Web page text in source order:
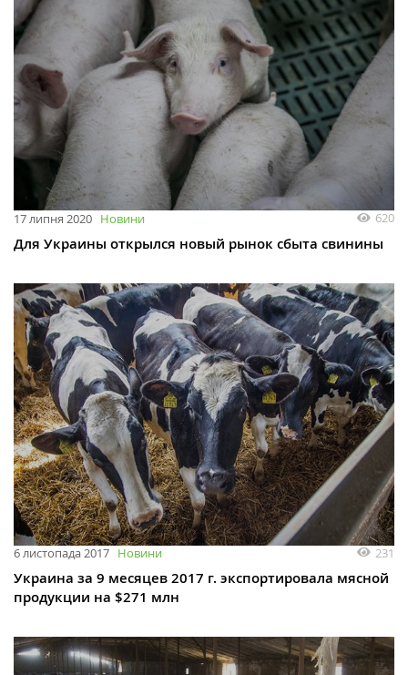
17 липня 2020 Новини 620
Для Украины открылся новый рынок сбыта свинины
6 листопада 2017 Новини 231
Украина за 9 месяцев 2017 г. экспортировала мясной
продукции на $271 млн